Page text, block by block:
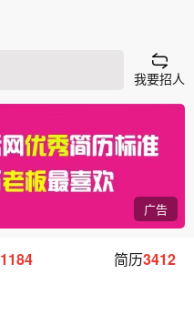
我要招人
广告
1184 简历3412